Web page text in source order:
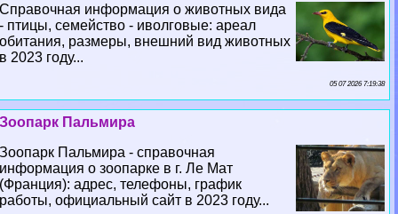
Справочная информация о животных вида
- птицы, семейство - иволговые: ареал
обитания, размеры, внешний вид животных
в 2023 году...
05 07 2026 7:19:38
Зоопарк Пальмира
Зоопарк Пальмира - справочная
информация о зоопарке в г. Ле Мат
(Франция): адрес, телефоны, график
работы, официальный сайт в 2023 году...